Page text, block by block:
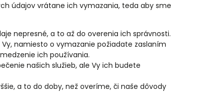
údajov vrátane ich vymazania, teda aby sme
nepresné, a to až do overenia ich správnosti.
namiesto o vymazanie požiadate zaslaním
ich používania.
našich služieb, ale Vy ich budete
a to do doby, než overíme, či naše dôvody